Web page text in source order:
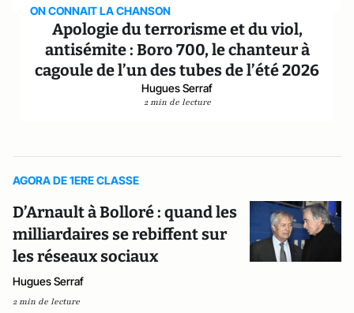
ON CONNAIT LA CHANSON
Apologie du terrorisme et du viol,
antisémite : Boro 700, le chanteur à
cagoule de l’un des tubes de l’été 2026
Hugues Serraf
2 min de lecture
AGORA DE 1ERE CLASSE
D’Arnault à Bolloré : quand les
milliardaires se rebiffent sur
les réseaux sociaux
Hugues Serraf
2 min de lecture